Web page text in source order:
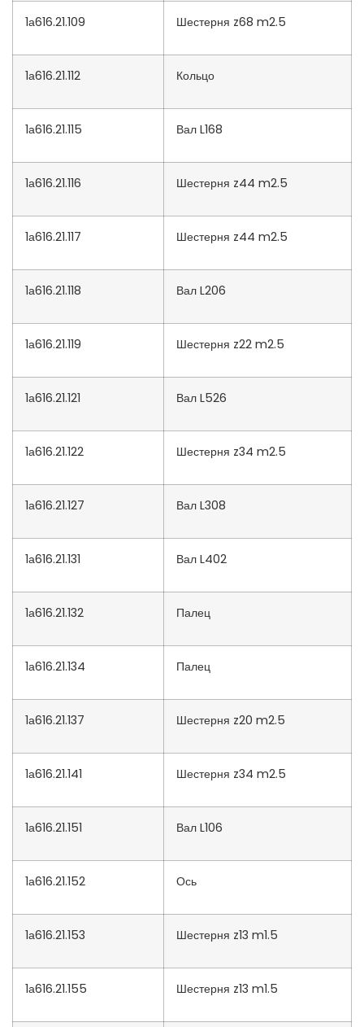
1а616.21.109 Шестерня z68 m2.5
1а616.21.112 Кольцо
1а616.21.115 Вал L168
1а616.21.116 Шестерня z44 m2.5
1а616.21.117 Шестерня z44 m2.5
1а616.21.118 Вал L206
1а616.21.119 Шестерня z22 m2.5
1а616.21.121 Вал L526
1а616.21.122 Шестерня z34 m2.5
1а616.21.127 Вал L308
1а616.21.131 Вал L402
1а616.21.132 Палец
1а616.21.134 Палец
1а616.21.137 Шестерня z20 m2.5
1а616.21.141 Шестерня z34 m2.5
1а616.21.151 Вал L106
1а616.21.152 Ось
1а616.21.153 Шестерня z13 m1.5
1а616.21.155 Шестерня z13 m1.5